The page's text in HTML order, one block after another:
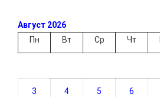
Август 2026
Пн
Вт Ср Чт
3 4 5 6